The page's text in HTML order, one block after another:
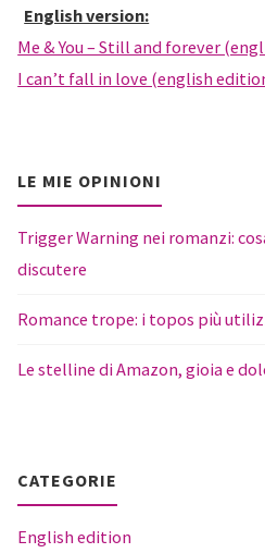
English version:
Me & You – Still and forever
I can’t fall in love (english
LE MIE OPINIONI
Trigger Warning nei romanzi:
discutere
Romance trope: i topos più
Le stelline di Amazon, gioia e
CATEGORIE
English edition